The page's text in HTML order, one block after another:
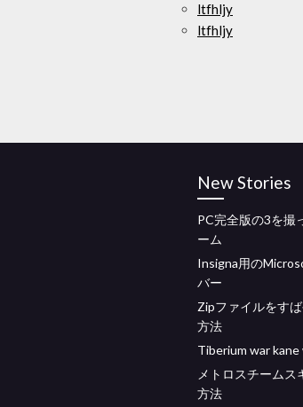
ltfhljy
ltfhljy
New Stories
PC完全版の3を撮
ーム
Insigna用の
バー
Zipファイルをす
方法
Tiberium war
メトロスチームス
方法